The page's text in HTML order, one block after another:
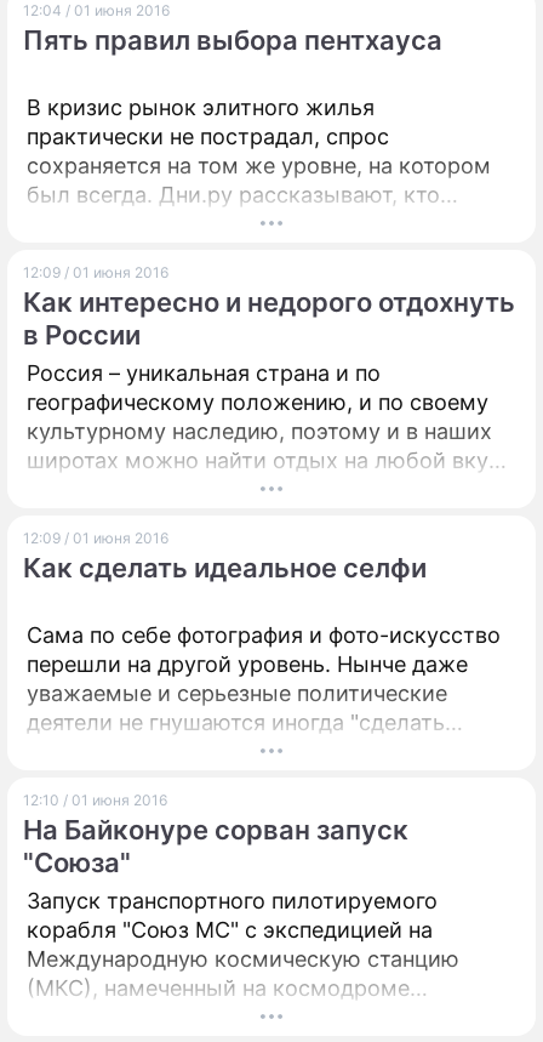
потребностями.
12:04 / 01 июня 2016
Пять правил выбора пентхауса
В кризис рынок элитного жилья
практически не пострадал, спрос
сохраняется на том же уровне, на котором
был всегда. Дни.ру рассказывают, кто
покупает дорогостоящие квартиры и как
12:09 / 01 июня 2016
Как интересно и недорого отдохнуть
в России
Россия – уникальная страна и по
географическому положению, и по своему
культурному наследию, поэтому и в наших
широтах можно найти отдых на любой вкус:
пляжный, познавательный, спортивный,
12:09 / 01 июня 2016
Как сделать идеальное селфи
Сама по себе фотография и фото-искусство
перешли на другой уровень. Нынче даже
уважаемые и серьезные политические
деятели не гнушаются иногда "сделать
12:10 / 01 июня 2016
На Байконуре сорван запуск
"Союза"
Запуск транспортного пилотируемого
корабля "Союз МС" с экспедицией на
Международную космическую станцию
(МКС), намеченный на космодроме
Байконур на 24 июня, перенесен. По